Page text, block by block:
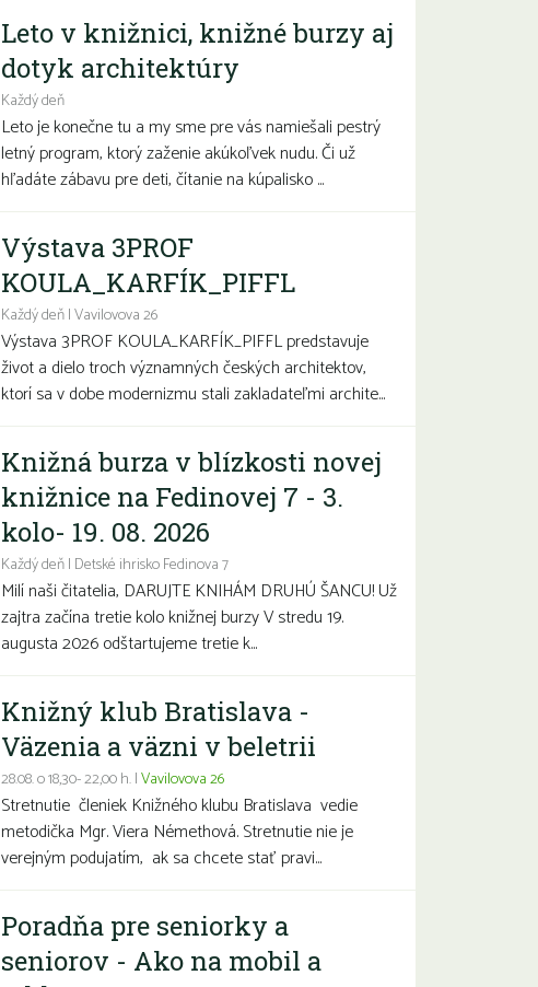
Leto v knižnici, knižné burzy aj
dotyk architektúry
Každý deň
Leto je konečne tu a my sme pre vás namiešali pestrý
letný program, ktorý zaženie akúkoľvek nudu. Či už
hľadáte zábavu pre deti, čítanie na kúpalisko ...
Výstava 3PROF
KOULA_KARFÍK_PIFFL
Každý deň | Vavilovova 26
Výstava 3PROF KOULA_KARFÍK_PIFFL predstavuje
život a dielo troch významných českých architektov,
ktorí sa v dobe modernizmu stali zakladateľmi archite...
Knižná burza v blízkosti novej
knižnice na Fedinovej 7 - 3.
kolo- 19. 08. 2026
Každý deň | Detské ihrisko Fedinova 7
Milí naši čitatelia, DARUJTE KNIHÁM DRUHÚ ŠANCU! Už
zajtra začína tretie kolo knižnej burzy V stredu 19.
augusta 2026 odštartujeme tretie k...
Knižný klub Bratislava -
Väzenia a väzni v beletrii
28.08. o 18,30- 22,00 h. |Vavilovova 26
Stretnutie členiek Knižného klubu Bratislava vedie
metodička Mgr. Viera Némethová. Stretnutie nie je
verejným podujatím, ak sa chcete stať pravi...
Poradňa pre seniorky a
seniorov - Ako na mobil a